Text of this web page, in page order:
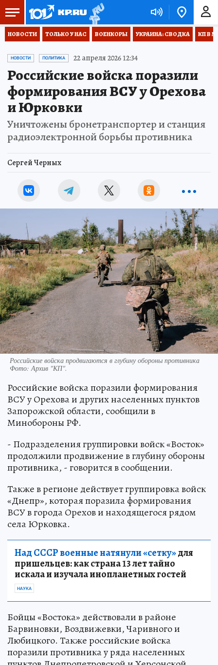
НОВОСТИ ТОЛЬКО У НАС ВОЕНКОРЫ УКРАИНА: СВОДКА КП В
НОВОСТИ ПОЛИТИКА 22 апреля 2026 12:34
Российские войска поразили
формирования ВСУ у Орехова
и Юрковки
Уничтожены бронетранспортер и станция
радиоэлектронной борьбы противника
Сергей Черных
Российские войска продвигаются в глубину обороны противника
Фото: Архив "КП".
Российские войска поразили формирования
ВСУ у Орехова и других населенных пунктов
Запорожской области, сообщили в
Минобороны РФ.
- Подразделения группировки войск «Восток»
продолжили продвижение в глубину обороны
противника, - говорится в сообщении.
Также в регионе действует группировка войск
«Днепр», которая поразила формирования
ВСУ в города Орехов и находящегося рядом
села Юрковка.
Над СССР военные натянули «сетку»для
пришельцев: как страна 13 лет тайно
искала и изучала инопланетных гостей
НАУКА
Бойцы «Востока» действовали в районе
Барвиновки, Воздвижевки, Чаривного и
Любицкого. Также российские войска
поразили противника у ряда населенных